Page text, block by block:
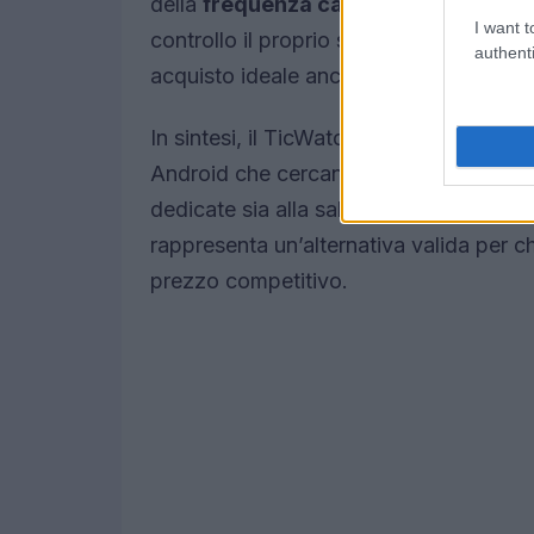
I want
controllo il proprio stato di salute in
acquisto ideale anche per chi è
In sintesi, il TicWatch Pro 5 Enduro si
Android che cercano uno smartwatch
dedicate sia alla salute che allo sport.
rappresenta un’alternativa valida per
prezzo competitivo.